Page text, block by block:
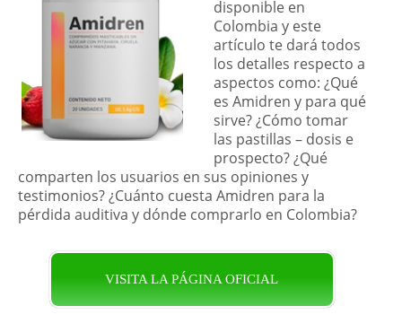
disponible en
Colombia y este
artículo te dará todos
los detalles respecto a
aspectos como: ¿Qué
es Amidren y para qué
sirve? ¿Cómo tomar
las pastillas – dosis e
prospecto? ¿Qué
comparten los usuarios en sus opiniones y
testimonios? ¿Cuánto cuesta Amidren para la
pérdida auditiva y dónde comprarlo en Colombia?
VISITA LA PÁGINA OFICIAL